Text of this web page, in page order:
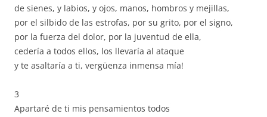
de sienes, y labios, y ojos, manos, hombros y mejillas,
por el silbido de las estrofas, por su grito, por el signo,
por la fuerza del dolor, por la juventud de ella,
cedería a todos ellos, los llevaría al ataque
y te asaltaría a ti, vergüenza inmensa mía!
3
Apartaré de ti mis pensamientos todos